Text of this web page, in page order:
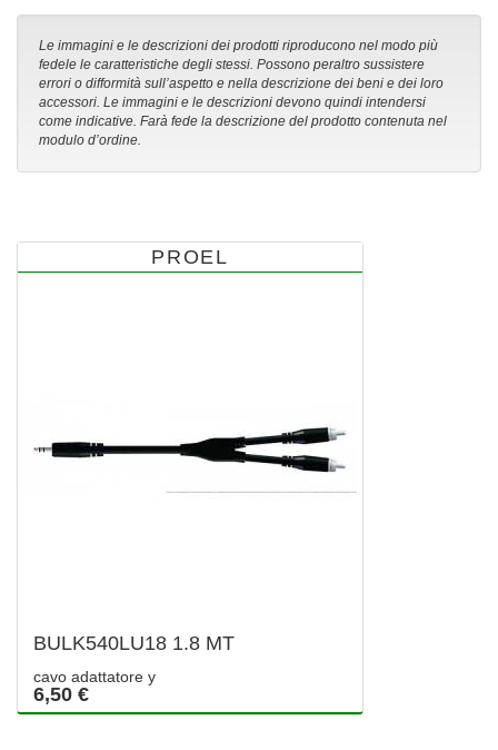
Le immagini e le descrizioni dei prodotti riproducono nel modo più
fedele le caratteristiche degli stessi. Possono peraltro sussistere
errori o difformità sull’aspetto e nella descrizione dei beni e dei loro
accessori. Le immagini e le descrizioni devono quindi intendersi
come indicative. Farà fede la descrizione del prodotto contenuta nel
modulo d’ordine.
PROEL
BULK540LU18 1.8 MT
cavo adattatore y
6,50 €